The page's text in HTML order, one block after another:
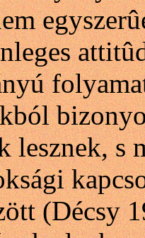
lesznek, s
(Décsy